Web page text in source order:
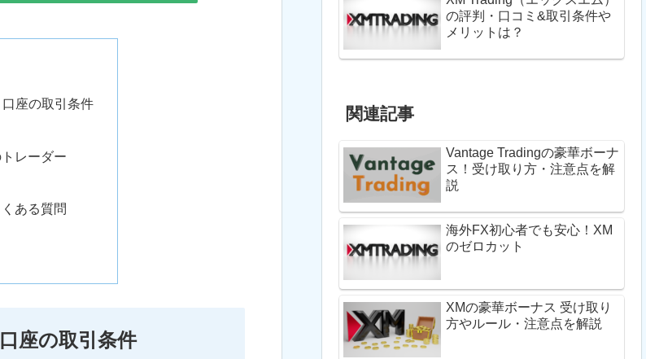
座の取引条件
レーダー
ある質問
座の取引条件
の評判・口コミ&取引条件や
メリットは？
関連記事
Vantage Tradingの豪華ボーナ
ス！受け取り方・注意点を解
説
海外FX初心者でも安心！XM
のゼロカット
XMの豪華ボーナス 受け取り
方やルール・注意点を解説